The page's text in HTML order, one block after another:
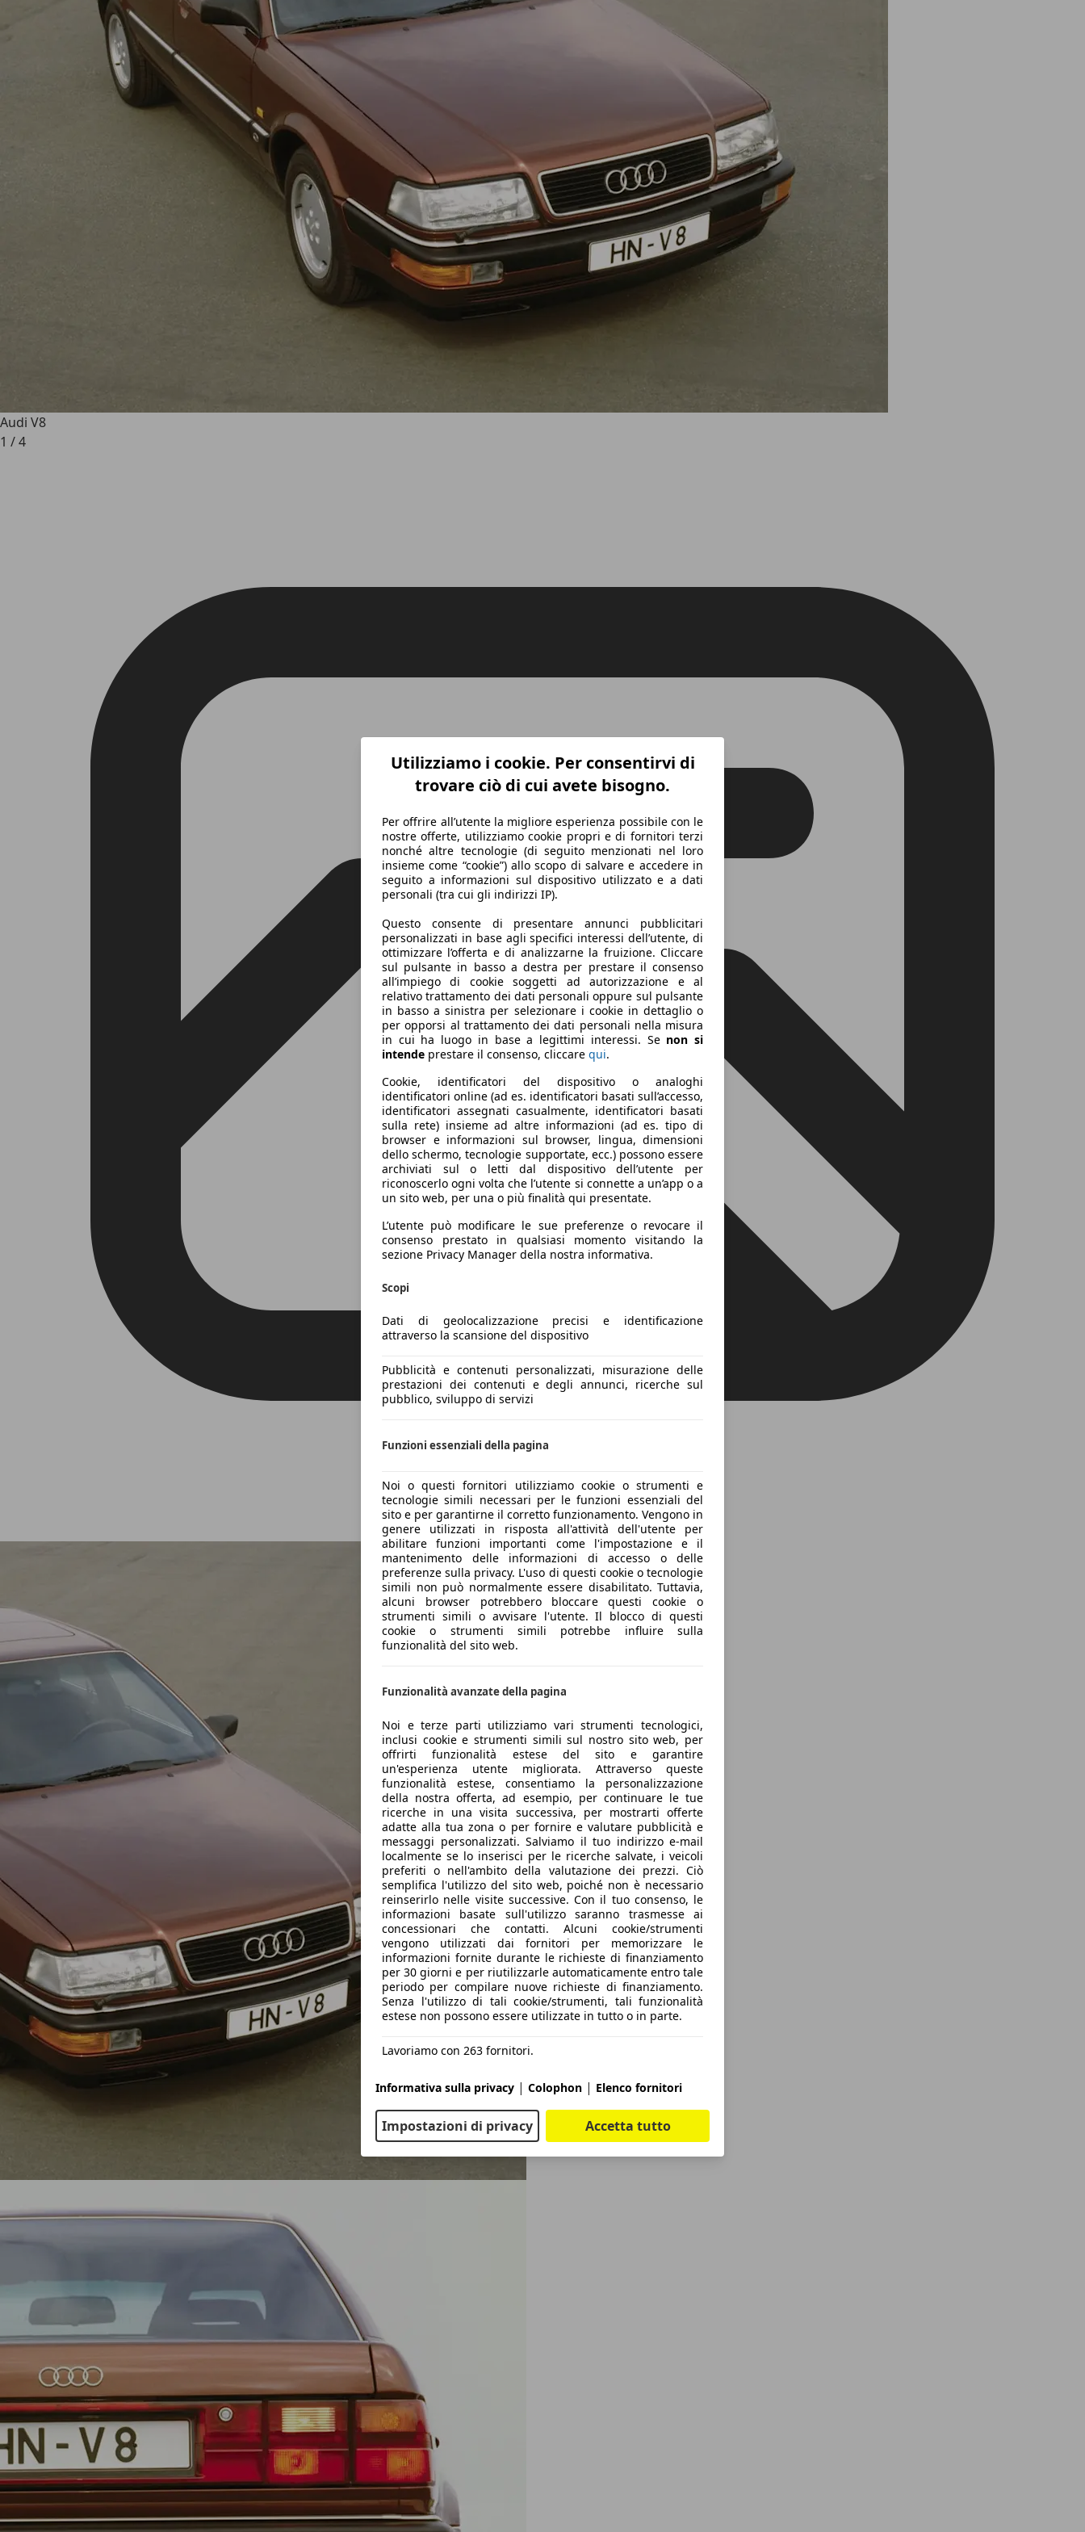
Audi V8
1 /4
Utilizziamo i cookie. Per consentirvi di
trovare ciò di cui avete bisogno.
Per offrire all’utente la migliore esperienza possibile con le
nostre offerte, utilizziamo cookie propri e di fornitori terzi
nonché altre tecnologie (di seguito menzionati nel loro
insieme come “cookie”) allo scopo di salvare e accedere in
seguito a informazioni sul dispositivo utilizzato e a dati
personali (tra cui gli indirizzi IP).
Questo consente di presentare annunci pubblicitari
personalizzati in base agli specifici interessi dell’utente, di
ottimizzare l’offerta e di analizzarne la fruizione. Cliccare
sul pulsante in basso a destra per prestare il consenso
all’impiego di cookie soggetti ad autorizzazione e al
relativo trattamento dei dati personali oppure sul pulsante
in basso a sinistra per selezionare i cookie in dettaglio o
per opporsi al trattamento dei dati personali nella misura
in cui ha luogo in base a legittimi interessi. Se non si
intende prestare il consenso, cliccare qui.
Cookie, identificatori del dispositivo o analoghi
identificatori online (ad es. identificatori basati sull’accesso,
identificatori assegnati casualmente, identificatori basati
sulla rete) insieme ad altre informazioni (ad es. tipo di
browser e informazioni sul browser, lingua, dimensioni
dello schermo, tecnologie supportate, ecc.) possono essere
archiviati sul o letti dal dispositivo dell’utente per
riconoscerlo ogni volta che l’utente si connette a un’app o a
un sito web, per una o più finalità qui presentate.
L’utente può modificare le sue preferenze o revocare il
consenso prestato in qualsiasi momento visitando la
sezione Privacy Manager della nostra informativa.
Scopi
Dati di geolocalizzazione precisi e identificazione
attraverso la scansione del dispositivo
Pubblicità e contenuti personalizzati, misurazione delle
prestazioni dei contenuti e degli annunci, ricerche sul
pubblico, sviluppo di servizi
Funzioni essenziali della pagina
Noi o questi fornitori utilizziamo cookie o strumenti e
tecnologie simili necessari per le funzioni essenziali del
sito e per garantirne il corretto funzionamento. Vengono in
genere utilizzati in risposta all'attività dell'utente per
abilitare funzioni importanti come l'impostazione e il
mantenimento delle informazioni di accesso o delle
preferenze sulla privacy. L'uso di questi cookie o tecnologie
simili non può normalmente essere disabilitato. Tuttavia,
alcuni browser potrebbero bloccare questi cookie o
strumenti simili o avvisare l'utente. Il blocco di questi
cookie o strumenti simili potrebbe influire sulla
funzionalità del sito web.
Funzionalità avanzate della pagina
Noi e terze parti utilizziamo vari strumenti tecnologici,
inclusi cookie e strumenti simili sul nostro sito web, per
offrirti funzionalità estese del sito e garantire
un'esperienza utente migliorata. Attraverso queste
funzionalità estese, consentiamo la personalizzazione
della nostra offerta, ad esempio, per continuare le tue
ricerche in una visita successiva, per mostrarti offerte
adatte alla tua zona o per fornire e valutare pubblicità e
messaggi personalizzati. Salviamo il tuo indirizzo e-mail
localmente se lo inserisci per le ricerche salvate, i veicoli
preferiti o nell'ambito della valutazione dei prezzi. Ciò
semplifica l'utilizzo del sito web, poiché non è necessario
reinserirlo nelle visite successive. Con il tuo consenso, le
informazioni basate sull'utilizzo saranno trasmesse ai
concessionari che contatti. Alcuni cookie/strumenti
vengono utilizzati dai fornitori per memorizzare le
informazioni fornite durante le richieste di finanziamento
per 30 giorni e per riutilizzarle automaticamente entro tale
periodo per compilare nuove richieste di finanziamento.
Senza l'utilizzo di tali cookie/strumenti, tali funzionalità
estese non possono essere utilizzate in tutto o in parte.
Lavoriamo con 263 fornitori.
Informativa sulla privacy | Colophon | Elenco fornitori
Impostazioni di privacy Accetta tutto